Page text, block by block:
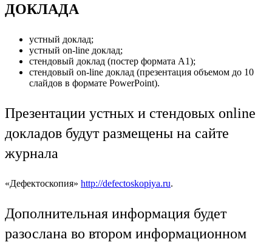
ДОКЛАДА
устный доклад;
устный on-line доклад;
стендовый доклад (постер формата А1);
стендовый on-line доклад (презентация объемом до 10
слайдов в формате PowerPoint).
Презентации устных и стендовых online
докладов будут размещены на сайте
журнала
«Дефектоскопия» http://defectoskopiya.ru.
Дополнительная информация будет
разослана во втором информационном